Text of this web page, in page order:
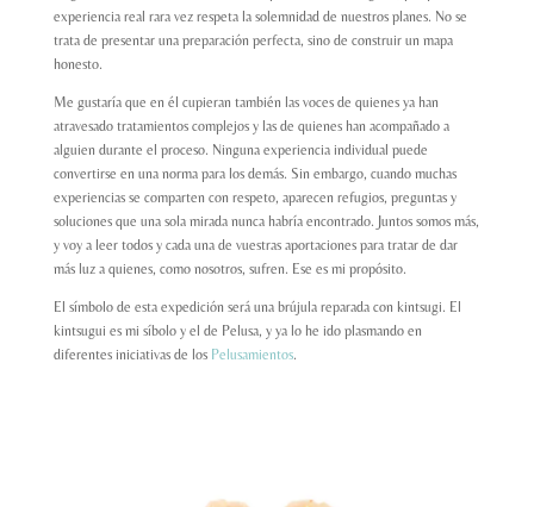
experiencia real rara vez respeta la solemnidad de nuestros planes. No se
trata de presentar una preparación perfecta, sino de construir un mapa
honesto.
Me gustaría que en él cupieran también las voces de quienes ya han
atravesado tratamientos complejos y las de quienes han acompañado a
alguien durante el proceso. Ninguna experiencia individual puede
convertirse en una norma para los demás. Sin embargo, cuando muchas
experiencias se comparten con respeto, aparecen refugios, preguntas y
soluciones que una sola mirada nunca habría encontrado. Juntos somos más,
y voy a leer todos y cada una de vuestras aportaciones para tratar de dar
más luz a quienes, como nosotros, sufren. Ese es mi propósito.
El símbolo de esta expedición será una brújula reparada con kintsugi. El
kintsugui es mi síbolo y el de Pelusa, y ya lo he ido plasmando en
diferentes iniciativas de los Pelusamientos.